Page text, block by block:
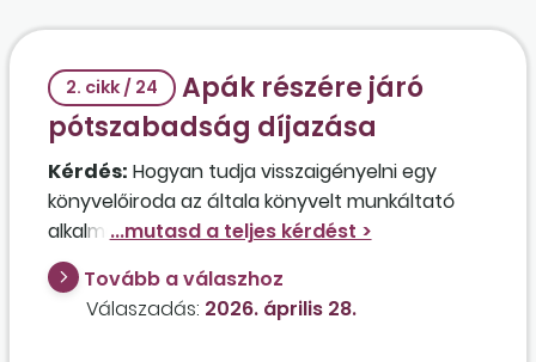
2. cikk / 24
Apák részére járó
pótszabadság díjazása
Kérdés: Hogyan tudja visszaigényelni egy
könyvelőiroda az általa könyvelt munkáltató
alkalmazottja által igénybe vett apák részére
járó pótszabadság idejére járó díjazást?
Tovább a válaszhoz
Válaszadás: 2026. április 28.